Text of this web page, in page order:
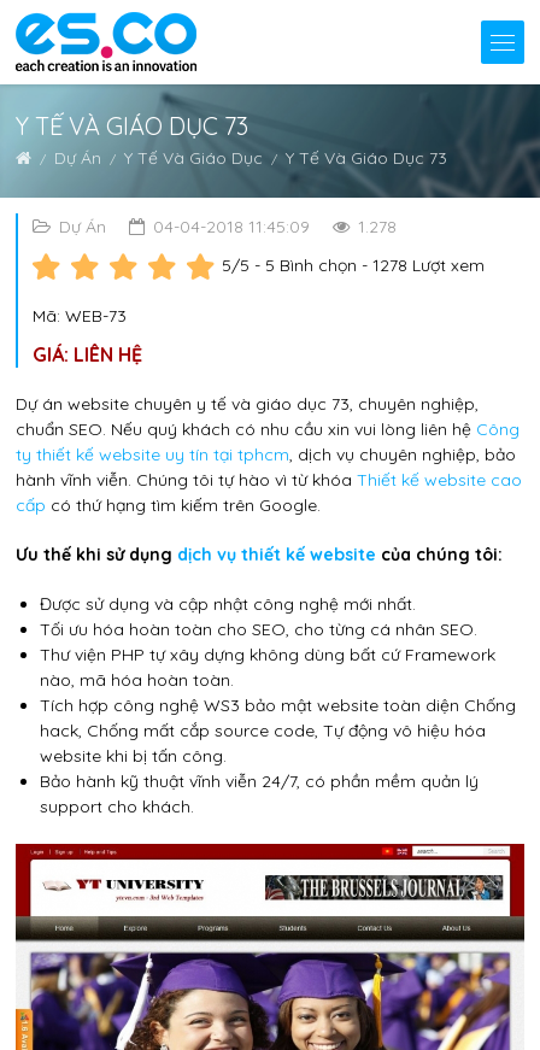
Y TẾ VÀ GIÁO DỤC 73
Dự Án Y Tế Và Giáo Dục Y Tế Và Giáo Dục 73
Dự Án 04-04-2018 11:45:09
1.278
5/5 - 5 Bình chọn - 1278 Lượt xem
Mã: WEB-73
GIÁ: LIÊN HỆ
Dự án website chuyên y tế và giáo dục 73, chuyên nghiệp,
chuẩn SEO. Nếu quý khách có nhu cầu xin vui lòng liên hệ Công
ty thiết kế website uy tín tại tphcm, dịch vụ chuyên nghiệp, bảo
hành vĩnh viễn. Chúng tôi tự hào vì từ khóaThiết kế website cao
cấp có thứ hạng tìm kiếm trên Google.
Ưu thế khi sử dụng dịch vụ thiết kế website của chúng tôi:
Được sử dụng và cập nhật công nghệ mới nhất.
Tối ưu hóa hoàn toàn cho SEO, cho từng cá nhân SEO.
Thư viện PHP tự xây dựng không dùng bất cứ Framework
nào, mã hóa hoàn toàn.
Tích hợp công nghệ WS3 bảo mật website toàn diện Chống
hack, Chống mất cắp source code, Tự động vô hiệu hóa
website khi bị tấn công.
Bảo hành kỹ thuật vĩnh viễn 24/7, có phần mềm quản lý
support cho khách.